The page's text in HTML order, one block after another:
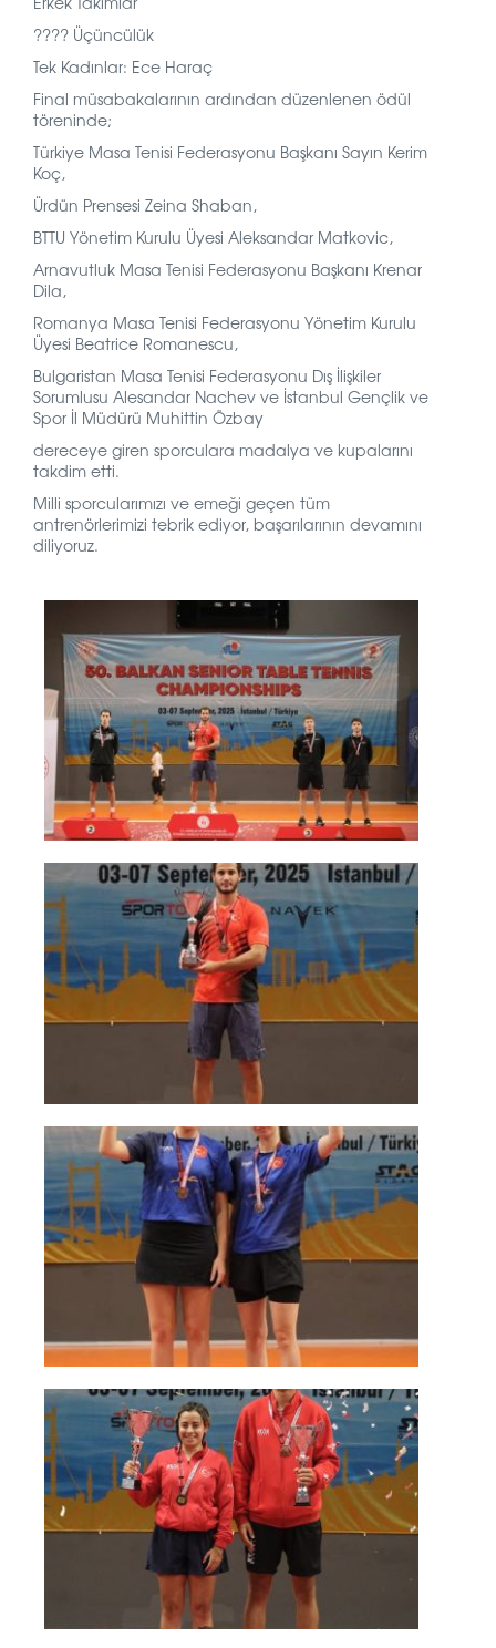
???? Üçüncülük
Tek Kadınlar: Ece Haraç
Final müsabakalarının ardından düzenlenen ödül
töreninde;
Türkiye Masa Tenisi Federasyonu Başkanı Sayın Kerim
Koç,
Ürdün Prensesi Zeina Shaban,
BTTU Yönetim Kurulu Üyesi Aleksandar Matkovic,
Arnavutluk Masa Tenisi Federasyonu Başkanı Krenar
Dila,
Romanya Masa Tenisi Federasyonu Yönetim Kurulu
Üyesi Beatrice Romanescu,
Bulgaristan Masa Tenisi Federasyonu Dış İlişkiler
Sorumlusu Alesandar Nachev ve İstanbul Gençlik ve
Spor İl Müdürü Muhittin Özbay
dereceye giren sporculara madalya ve kupalarını
takdim etti.
Milli sporcularımızı ve emeği geçen tüm
antrenörlerimizi tebrik ediyor, başarılarının devamını
diliyoruz.